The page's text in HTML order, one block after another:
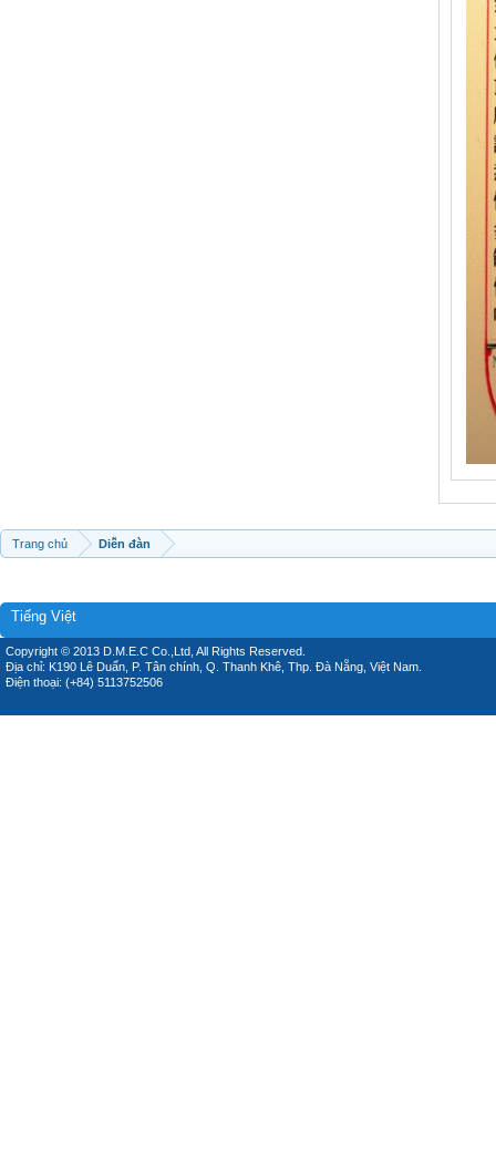
Trang chủ Diễn đàn
Tiếng Việt
Copyright © 2013 D.M.E.C Co.,Ltd, All Rights Reserved.
Địa chỉ: K190 Lê Duẩn, P. Tân chính, Q. Thanh Khê, Thp. Đà Nẵng, Việt Nam.
Điện thoại: (+84) 5113752506